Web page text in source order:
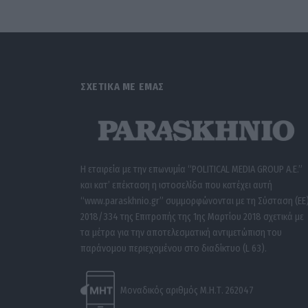
ΣΧΕΤΙΚΑ ΜΕ ΕΜΑΣ
Η εταιρεία με την επωνυμία “POLITICAL MEDIA GROUP A.E.”
και κατ’ επέκταση η ιστοσελίδα που κατέχει αυτή
“www.paraskhnio.gr” συμμορφώνονται με τη Σύσταση
2018/334 της Επιτροπής της 1ης Μαρτίου 2018 σχετικά με
τα μέτρα για την αποτελεσματική αντιμετώπιση του
παράνομου περιεχομένου στο διαδίκτυο (L 63).
Μοναδικός αριθμός Μ.Η.Τ. 262047